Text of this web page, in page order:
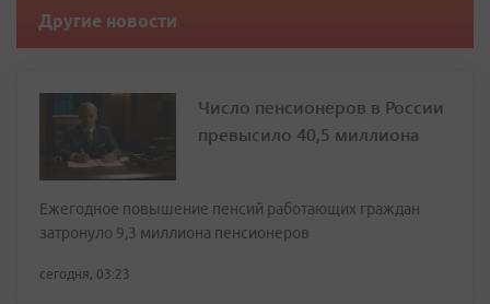
Другие новости
Число пенсионеров в России
превысило 40,5 миллиона
Ежегодное повышение пенсий работающих граждан
затронуло 9,3 миллиона пенсионеров
сегодня, 03:23